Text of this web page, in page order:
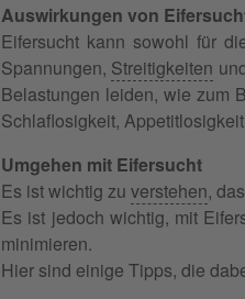
Auswirkungen von
Eifersucht kann sowohl für
Spannungen, Streitigkeiten
Belastungen leiden, wie zum
Schlaflosigkeit,
Umgehen mit Eifersucht
Es ist wichtig zuverstehen,
Es ist jedoch wichtig, mit
minimieren.
Hier sind einige Tipps, die